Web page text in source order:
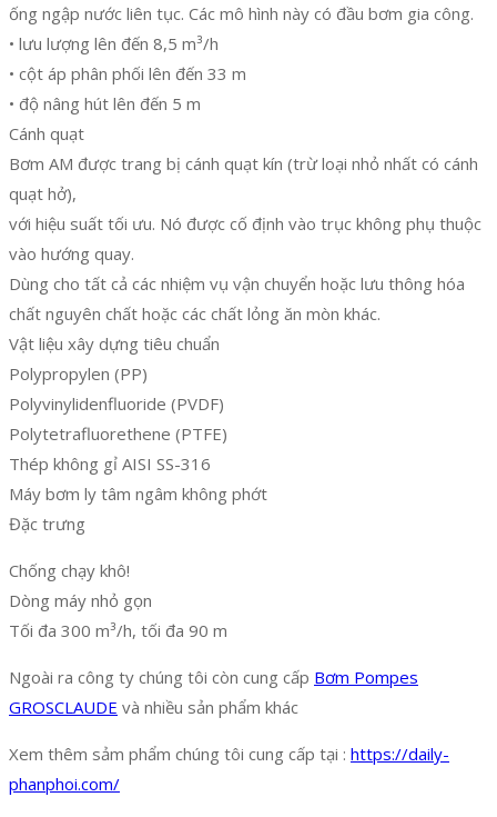
ống ngập nước liên tục. Các mô hình này có đầu bơm gia công.
• lưu lượng lên đến 8,5 m³/h
• cột áp phân phối lên đến 33 m
• độ nâng hút lên đến 5 m
Cánh quạt
Bơm AM được trang bị cánh quạt kín (trừ loại nhỏ nhất có cánh
quạt hở),
với hiệu suất tối ưu. Nó được cố định vào trục không phụ thuộc
vào hướng quay.
Dùng cho tất cả các nhiệm vụ vận chuyển hoặc lưu thông hóa
chất nguyên chất hoặc các chất lỏng ăn mòn khác.
Vật liệu xây dựng tiêu chuẩn
Polypropylen (PP)
Polyvinylidenfluoride (PVDF)
Polytetrafluorethene (PTFE)
Thép không gỉ AISI SS-316
Máy bơm ly tâm ngâm không phớt
Đặc trưng
Chống chạy khô!
Dòng máy nhỏ gọn
Tối đa 300 m³/h, tối đa 90 m
Ngoài ra công ty chúng tôi còn cung cấp Bơm Pompes
GROSCLAUDE và nhiều sản phẩm khác
Xem thêm sảm phẩm chúng tôi cung cấp tại : https://daily-
phanphoi.com/